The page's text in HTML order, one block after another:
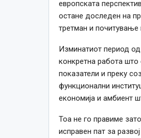
европската
остане доследен на
третман и почитување
Изминатиот период
конкретна работа што
показатели и преку
функционални
економија и амбиент
Тоа не го правиме
исправен пат за